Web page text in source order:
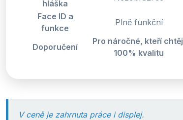
hláška
Face ID a
funkce
Plně funkční
Doporučení
Pro náročné, kteří
100% kvalitu
V ceně je zahrnuta práce i displej.